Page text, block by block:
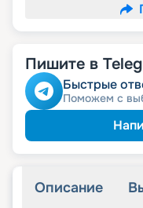
Пишите в
Быстрые
Поможем с
Описание